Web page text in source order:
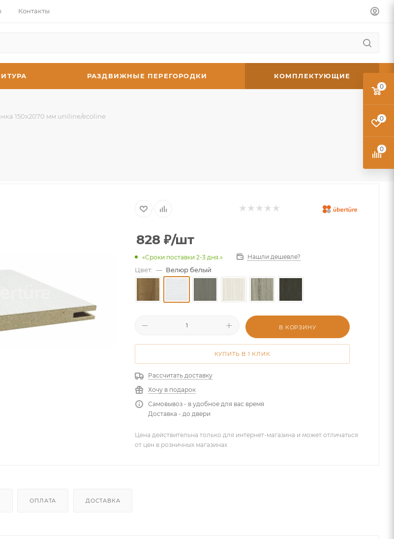
Контакты
РАЗДВИЖНЫЕ ПЕРЕГОРОДКИ КОМПЛЕКТУЮЩИЕ
150х2070 мм uniline/ecoline
828 ₽/шт
«Сроки поставки 2-3 дня.» Нашли дешевле?
Цвет: — Велюр белый
В КОРЗИНУ
КУПИТЬ В 1 КЛИК
Рассчитать доставку
Хочу в подарок
Самовывоз - в удобное для вас время
Доставка - до двери
Цена действительна только для интернет-магазина и может отличаться
от цен в розничных магазинах
ОПЛАТА ДОСТАВКА
0
0
0